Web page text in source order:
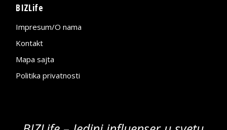
BIZLife
Impresum/O nama
Kontakt
Mapa sajta
Politika privatnosti